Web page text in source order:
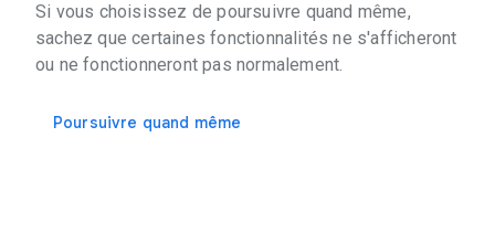
Si vous choisissez de poursuivre quand même,
sachez que certaines fonctionnalités ne s'afficheront
ou ne fonctionneront pas normalement.
Poursuivre quand même